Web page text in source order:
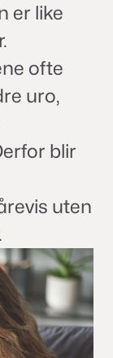
er like
ofte
uro,
blir
uten